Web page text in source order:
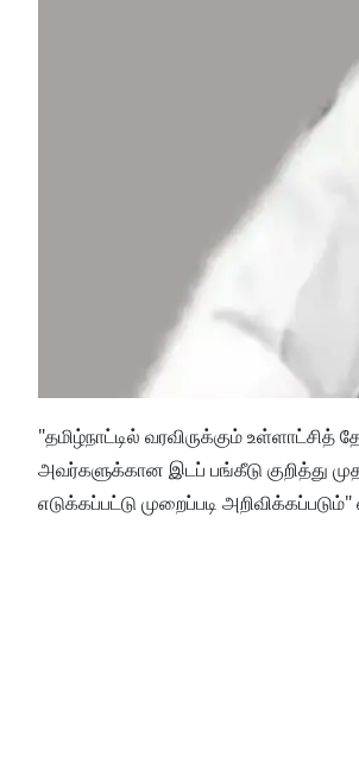
"தமிழ்நாட்டில் வரவிருக்கும்
அவர்களுக்கான இடப் பங்கீடு குறித்து
எடுக்கப்பட்டு முறைப்படி